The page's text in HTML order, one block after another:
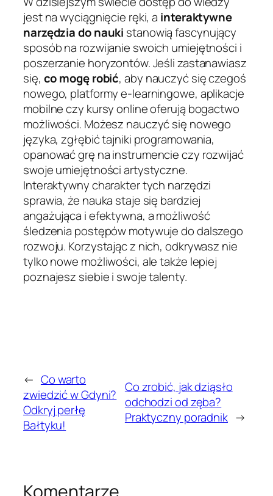
jest na wyciągnięcie ręki, a interaktywne
narzędzia do nauki stanowią fascynujący
sposób na rozwijanie swoich umiejętności i
poszerzanie horyzontów. Jeśli zastanawiasz
się, co mogę robić, aby nauczyć się czegoś
nowego, platformy e-learningowe, aplikacje
mobilne czy kursy online oferują bogactwo
możliwości. Możesz nauczyć się nowego
języka, zgłębić tajniki programowania,
opanować grę na instrumencie czy rozwijać
swoje umiejętności artystyczne.
Interaktywny charakter tych narzędzi
sprawia, że nauka staje się bardziej
angażująca i efektywna, a możliwość
śledzenia postępów motywuje do dalszego
rozwoju. Korzystając z nich, odkrywasz nie
tylko nowe możliwości, ale także lepiej
poznajesz siebie i swoje talenty.
← Co warto
zwiedzić w Gdyni?
Odkryj perłę
Bałtyku!
Co zrobić, jak dziąsło
odchodzi od zęba?
Praktyczny poradnik →
Komentarze